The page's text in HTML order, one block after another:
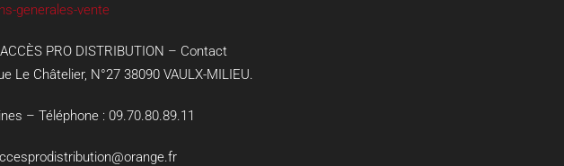
generales-vente
PRO DISTRIBUTION – Contact
Le Châtelier, N°27 38090 VAULX-MILIEU
– Téléphone : 09.70.80.89.11